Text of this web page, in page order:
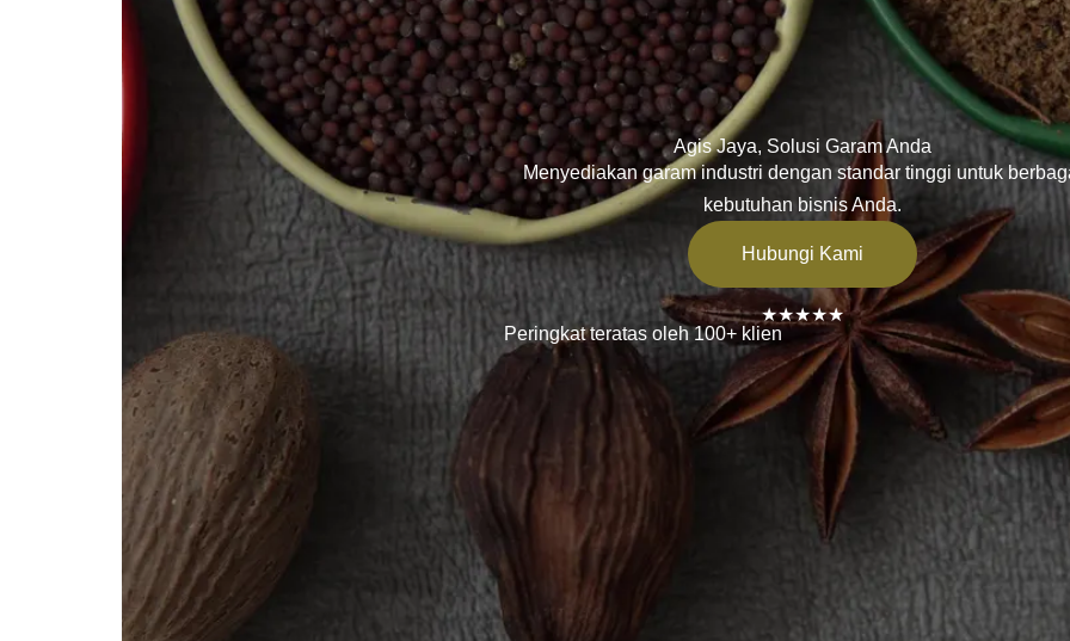
Agis Jaya, Solusi Garam Anda
Menyediakan garam industri dengan standar tinggi untuk
kebutuhan bisnis Anda.
Hubungi Kami
★★★★★
Peringkat teratas oleh 100+ klien